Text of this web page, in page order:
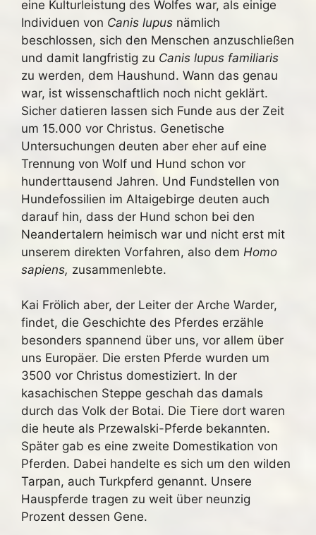
eine Kulturleistung des Wolfes war, als einige
Individuen von Canis lupus nämlich
beschlossen, sich den Menschen anzuschließen
und damit langfristig zu Canis lupus familiaris
zu werden, dem Haushund. Wann das genau
war, ist wissenschaftlich noch nicht geklärt.
Sicher datieren lassen sich Funde aus der Zeit
um 15.000 vor Christus. Genetische
Untersuchungen deuten aber eher auf eine
Trennung von Wolf und Hund schon vor
hunderttausend Jahren. Und Fundstellen von
Hundefossilien im Altaigebirge deuten auch
darauf hin, dass der Hund schon bei den
Neandertalern heimisch war und nicht erst mit
unserem direkten Vorfahren, also dem Homo
sapiens, zusammenlebte.
Kai Frölich aber, der Leiter der Arche Warder,
findet, die Geschichte des Pferdes erzähle
besonders spannend über uns, vor allem über
uns Europäer. Die ersten Pferde wurden um
3500 vor Christus domestiziert. In der
kasachischen Steppe geschah das damals
durch das Volk der Botai. Die Tiere dort waren
die heute als Przewalski-Pferde bekannten.
Später gab es eine zweite Domestikation von
Pferden. Dabei handelte es sich um den wilden
Tarpan, auch Turkpferd genannt. Unsere
Hauspferde tragen zu weit über neunzig
Prozent dessen Gene.